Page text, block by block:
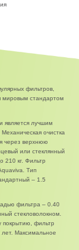
фильтров,
мировым стандартом
является лучшим
очистка
через верхнюю
или стеклянный
210 кг. Фильтр
Тип
– 1.5
фильтра – 0.40
стекловолокном.
покрытию, фильтр
Максимальное